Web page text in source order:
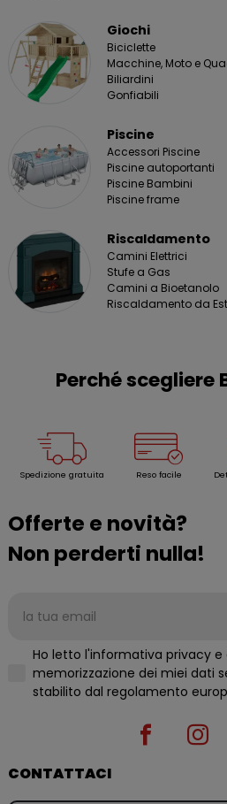
Giochi
Biciclette
Macchine, Moto e
Biliardini
Gonfiabili
Piscine
Accessori Piscine
Piscine autoportanti
Piscine Bambini
Piscine frame
Riscaldamento
Camini Elettrici
Stufe a Gas
Camini a Bioetanolo
Riscaldamento da
Perché scegliere
Spedizione gratuita Reso facile
Offerte e novità?
Non perderti nulla!
Ho letto l'informativa privacy
memorizzazione dei miei dati
CONTATTACI